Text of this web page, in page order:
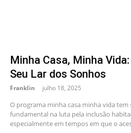
Minha Casa, Minha
Seu Lar dos Sonhos
Franklin julho 18, 2025
O programa minha casa minha vida
fundamental na luta pela inclusão
especialmente em tempos em que o